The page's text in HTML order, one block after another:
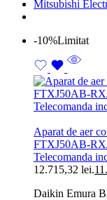
Mitsubishi
-10%Limitat
Aparat de aer
FTXJ50AB-
Telecomanda
12.715,32 lei.
Daikin Emura